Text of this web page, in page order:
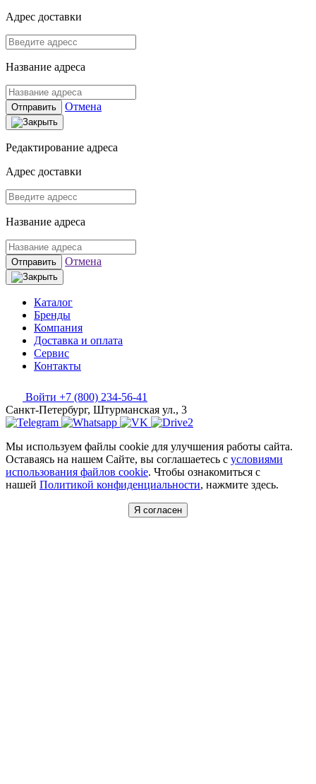
Адрес доставки
Название адреса
Отправить Отмена
Редактирование адреса
Адрес доставки
Название адреса
Отправить Отмена
Каталог
Бренды
Компания
Доставка и оплата
Сервис
Контакты
Войти +7 (800) 234-56-41
Санкт-Петербург, Штурманская ул., 3
Мы используем файлы cookie для улучшения работы сайта.
Оставаясь на нашем Сайте, вы соглашаетесь с условиями
использования файлов cookie. Чтобы ознакомиться с
нашей Политикой конфиденциальности, нажмите здесь.
Я согласен